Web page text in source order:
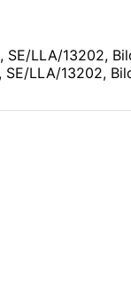
SE/LLA/13202,
SE/LLA/13202,